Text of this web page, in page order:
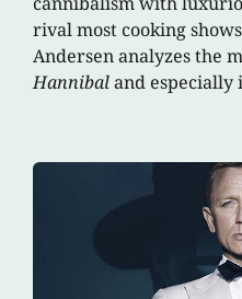
rival most cooking
Andersen analyzes the
Hannibaland especially